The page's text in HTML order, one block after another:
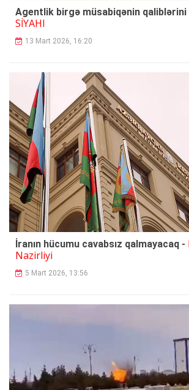
Agentlik birgə müsabiqənin qaliblərini
SİYAHI
13 Mart 2026, 16:20
İranın hücumu cavabsız qalmayacaq -
Nazirliyi
5 Mart 2026, 13:56